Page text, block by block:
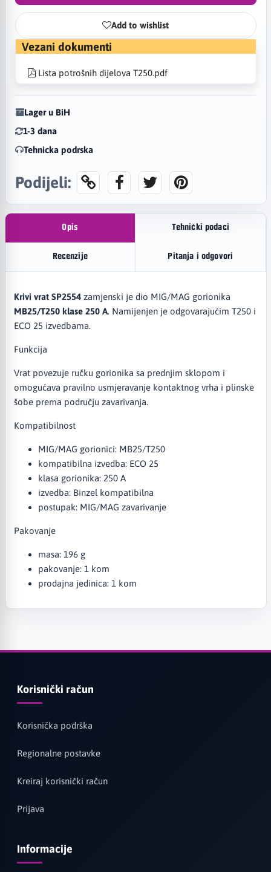
Add to wishlist
Vezani dokumenti
Lista potrošnih dijelova T250.pdf
Lager u BiH
1-3 dana
Tehnicka podrska
Podijeli:
Opis Tehnički podaci
Recenzije Pitanja i odgovori
Krivi vrat SP2554zamjenski je dio MIG/MAG gorionika
MB25/T250 klase 250 A. Namijenjen je odgovarajućim T250 i
ECO 25 izvedbama.
Funkcija
Vrat povezuje ručku gorionika sa prednjim sklopom i
omogućava pravilno usmjeravanje kontaktnog vrha i plinske
šobe prema području zavarivanja.
Kompatibilnost
MIG/MAG gorionici: MB25/T250
kompatibilna izvedba: ECO 25
klasa gorionika: 250 A
izvedba: Binzel kompatibilna
postupak: MIG/MAG zavarivanje
Pakovanje
masa: 196 g
pakovanje: 1 kom
prodajna jedinica: 1 kom
Korisnički račun
Korisnička podrška
Regionalne postavke
Kreiraj korisnički račun
Prijava
Informacije